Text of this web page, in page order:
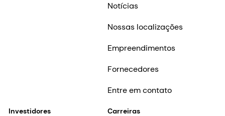
Notícias
Nossas localizações
Empreendimentos
Fornecedores
Entre em contato
Investidores Carreiras